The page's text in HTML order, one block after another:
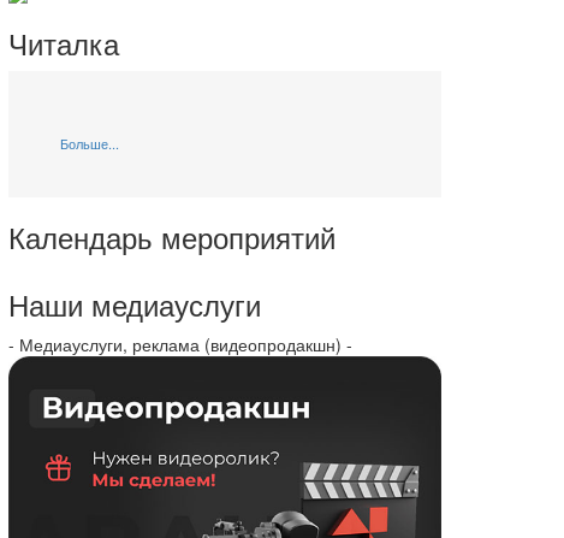
Читалка
Больше...
Календарь мероприятий
Наши медиауслуги
- Медиауслуги, реклама (видеопродакшн) -